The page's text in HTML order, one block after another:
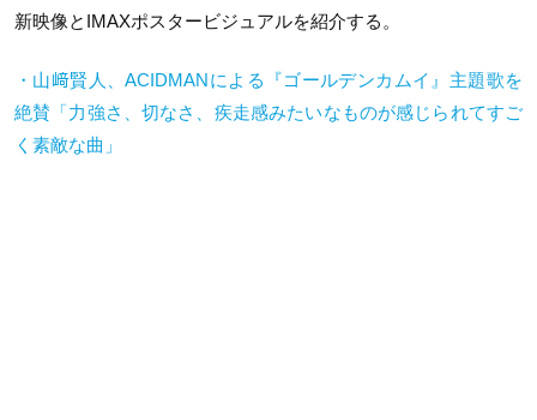
新映像とIMAXポスタービジュアルを紹介する。
・山﨑賢人、ACIDMANによる『ゴールデンカムイ』主題歌を
絶賛「力強さ、切なさ、疾走感みたいなものが感じられてすご
く素敵な曲」